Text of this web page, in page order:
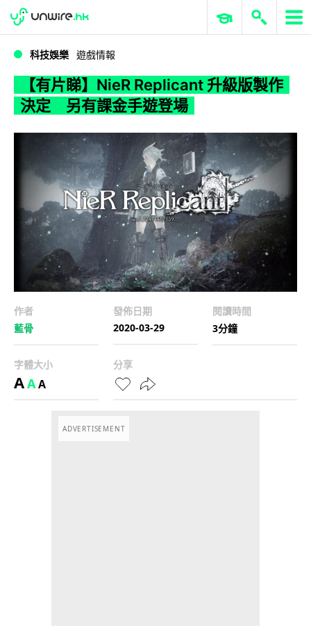
WWDC 2026 ERP 與商業 AI
科技娛樂 遊戲情報
【有片睇】NieR Replicant 升級版製作
決定 另有課金手遊登場
作者
藍骨
發佈日期
2020-03-29
閱讀時間
3分鐘
字體大小
AAA
分享
ADVERTISEMENT